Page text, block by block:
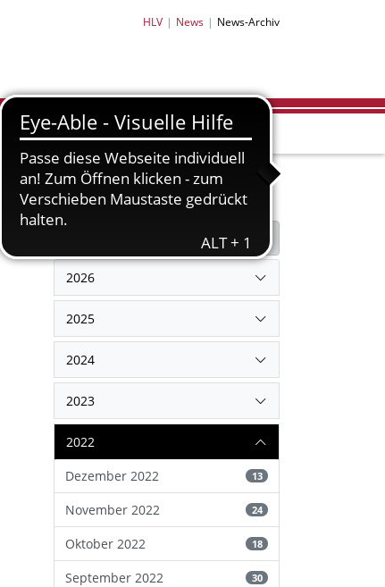
HLV News News-Archiv
BILDUNG
HLV-
PARTNER
HLV-
SHOP
Filter
2026
2025
2024
2023
2022
Dezember 2022
13
November 2022 24
Oktober 2022 18
September 2022 30